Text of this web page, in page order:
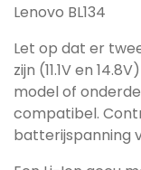
Lenovo BL134
Let op dat er
zijn (11.1V en
model of
compatibel.
batterijspanning